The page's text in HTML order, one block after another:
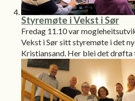
Styremøte i Vekst i Sør
Fredag 11.10 var
Vekst i Sør sitt styremøte i det
Kristiansand. Her blei det drøfta